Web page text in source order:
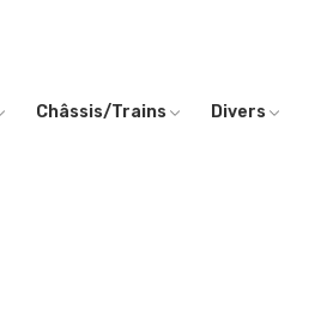
Châssis/Trains
Divers